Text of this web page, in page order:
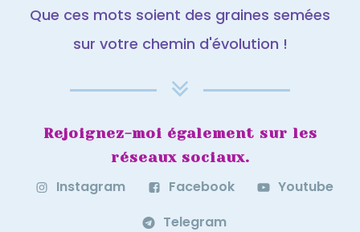
Que ces mots soient des graines semées
sur votre chemin d'évolution !
Rejoignez-moi également sur les
réseaux sociaux.
Instagram Facebook
Youtube
Telegram